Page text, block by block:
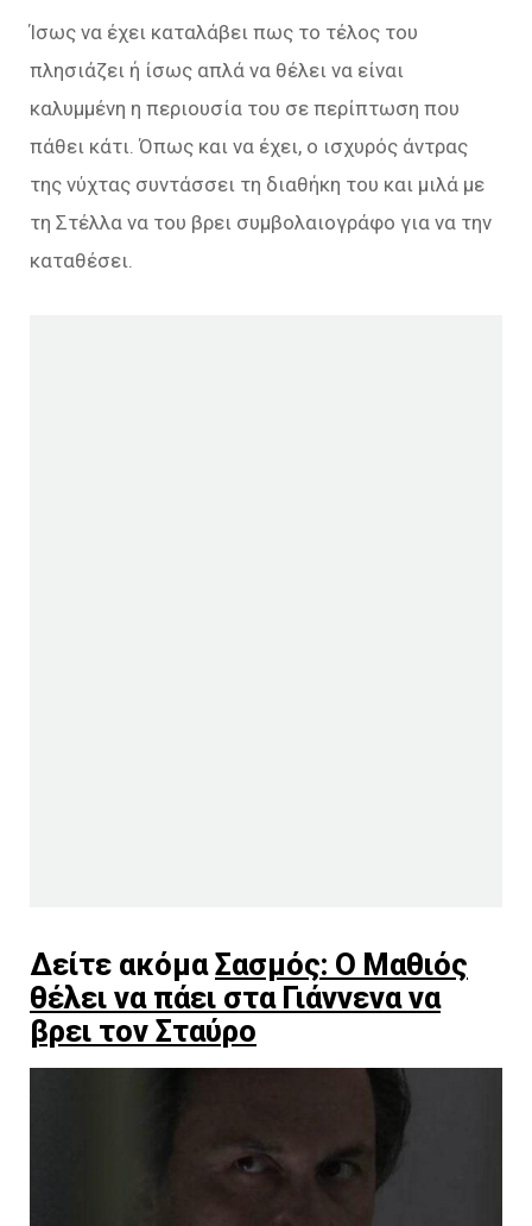
Ίσως να έχει καταλάβει πως το τέλος του
πλησιάζει ή ίσως απλά να θέλει να είναι
καλυμμένη η περιουσία του σε περίπτωση που
πάθει κάτι. Όπως και να έχει, ο ισχυρός άντρας
της νύχτας συντάσσει τη διαθήκη του και μιλά με
τη Στέλλα να του βρει συμβολαιογράφο για να την
καταθέσει.
Δείτε ακόμαΣασμός: Ο Μαθιός
θέλει να πάει στα Γιάννενα να
βρει τον Σταύρο